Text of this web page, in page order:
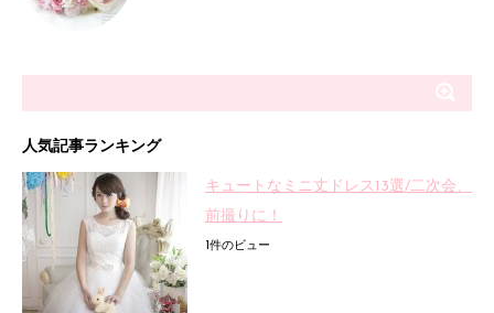
人気記事ランキング
キュートなミニ丈ドレス13選/二次会、
前撮りに！
1件のビュー